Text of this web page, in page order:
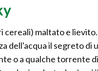
cereali) maltato e
dell'acqua il segreto di
o a qualche torrente